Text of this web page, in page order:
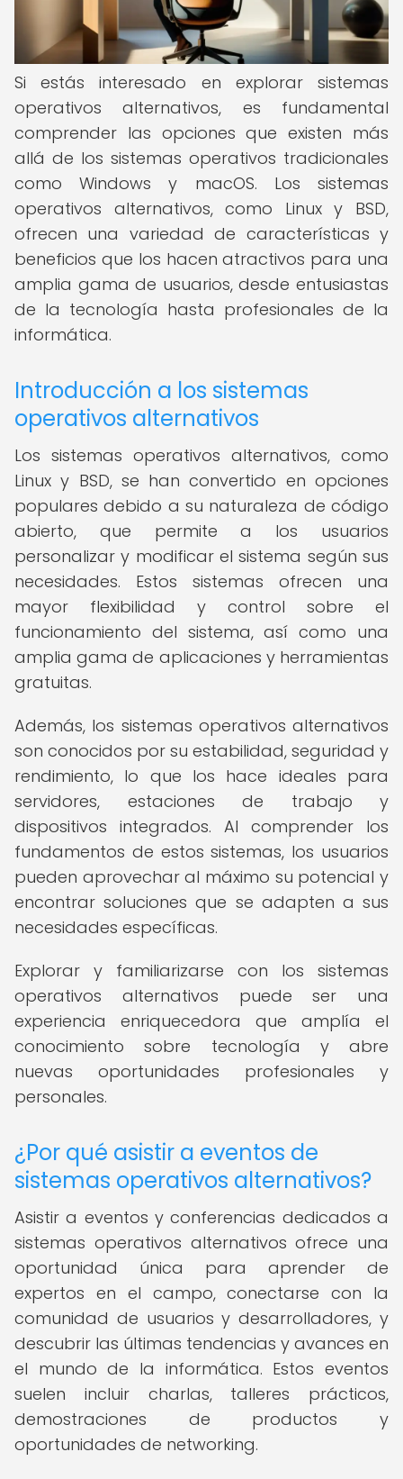
Si estás interesado en explorar sistemas
operativos alternativos, es fundamental
comprender las opciones que existen más
allá de los sistemas operativos tradicionales
como Windows y macOS. Los sistemas
operativos alternativos, como Linux y BSD,
ofrecen una variedad de características y
beneficios que los hacen atractivos para una
amplia gama de usuarios, desde entusiastas
de la tecnología hasta profesionales de la
informática.
Introducción a los sistemas
operativos alternativos
Los sistemas operativos alternativos, como
Linux y BSD, se han convertido en opciones
populares debido a su naturaleza de código
abierto, que permite a los usuarios
personalizar y modificar el sistema según sus
necesidades. Estos sistemas ofrecen una
mayor flexibilidad y control sobre el
funcionamiento del sistema, así como una
amplia gama de aplicaciones y herramientas
gratuitas.
Además, los sistemas operativos alternativos
son conocidos por su estabilidad, seguridad y
rendimiento, lo que los hace ideales para
servidores, estaciones de trabajo y
dispositivos integrados. Al comprender los
fundamentos de estos sistemas, los usuarios
pueden aprovechar al máximo su potencial y
encontrar soluciones que se adapten a sus
necesidades específicas.
Explorar y familiarizarse con los sistemas
operativos alternativos puede ser una
experiencia enriquecedora que amplía el
conocimiento sobre tecnología y abre
nuevas oportunidades profesionales y
personales.
¿Por qué asistir a eventos de
sistemas operativos alternativos?
Asistir a eventos y conferencias dedicados a
sistemas operativos alternativos ofrece una
oportunidad única para aprender de
expertos en el campo, conectarse con la
comunidad de usuarios y desarrolladores, y
descubrir las últimas tendencias y avances en
el mundo de la informática. Estos eventos
suelen incluir charlas, talleres prácticos,
demostraciones de productos y
oportunidades de networking.